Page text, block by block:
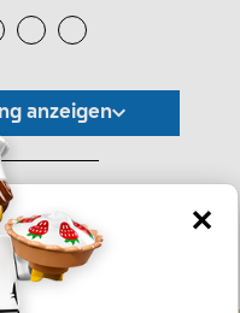
anzeigen
-
Ermessen des Händlers